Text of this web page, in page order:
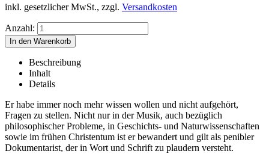
inkl. gesetzlicher MwSt., zzgl. Versandkosten
Anzahl:
Beschreibung
Inhalt
Details
Er habe immer noch mehr wissen wollen und nicht aufgehört,
Fragen zu stellen. Nicht nur in der Musik, auch bezüglich
philosophischer Probleme, in Geschichts- und Naturwissenschaften
sowie im frühen Christentum ist er bewandert und gilt als penibler
Dokumentarist, der in Wort und Schrift zu plaudern versteht.